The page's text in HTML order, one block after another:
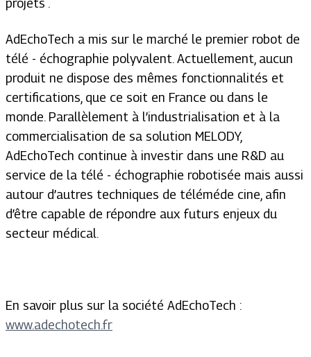
projets .
AdEchoTech a mis sur le marché le premier robot de
télé - échographie polyvalent. Actuellement, aucun
produit ne dispose des mêmes fonctionnalités et
certifications, que ce soit en France ou dans le
monde. Parallèlement à l’industrialisation et à la
commercialisation de sa solution MELODY,
AdEchoTech continue à investir dans une R&D au
service de la télé - échographie robotisée mais aussi
autour d’autres techniques de téléméde cine, afin
d’être capable de répondre aux futurs enjeux du
secteur médical.
En savoir plus sur la société AdEchoTech :
www.adechotech.fr